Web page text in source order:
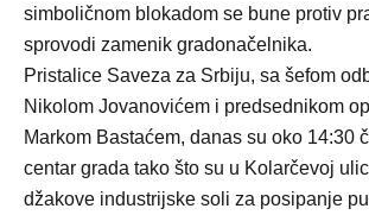
simboličnom blokadom se bune protiv
sprovodi zamenik gradonačelnika.
Pristalice Saveza za Srbiju, sa šefom
Nikolom Jovanovićem i predsednikom
Markom Bastaćem, danas su oko 14:30
centar grada tako što su u Kolarčevoj
džakove industrijske soli za posipanje